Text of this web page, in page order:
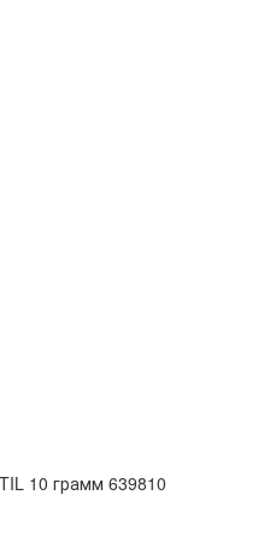
10 грамм 639810